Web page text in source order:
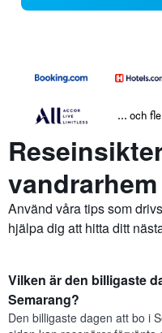
... och
Använd våra tips som
hjälpa dig att hitta ditt
Vilken är den billigaste
Semarang?
Den billigaste dagen att bo i